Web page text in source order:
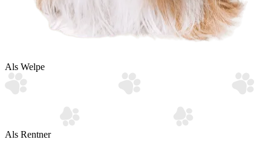
Als Welpe
Als Rentner